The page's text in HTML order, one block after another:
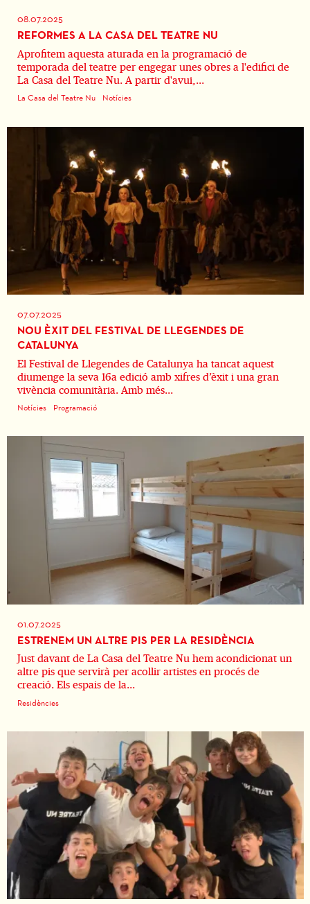
08.07.2025
REFORMES A LA CASA DEL TEATRE NU
Aprofitem aquesta aturada en la programació de
temporada del teatre per engegar unes obres a l'edifici de
La Casa del Teatre Nu. A partir d'avui,...
La Casa del Teatre Nu Notícies
07.07.2025
NOU ÈXIT DEL FESTIVAL DE LLEGENDES DE
CATALUNYA
El Festival de Llegendes de Catalunya ha tancat aquest
diumenge la seva 16a edició amb xifres d’èxit i una gran
vivència comunitària. Amb més...
Notícies Programació
01.07.2025
ESTRENEM UN ALTRE PIS PER LA RESIDÈNCIA
Just davant de La Casa del Teatre Nu hem acondicionat un
altre pis que servirà per acollir artistes en procés de
creació. Els espais de la...
Residències